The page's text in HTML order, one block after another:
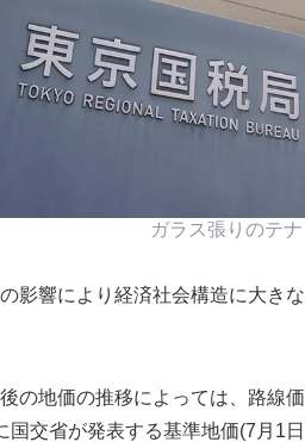
ガラス張りのテ
影響により経済社会構造に大き
の地価の推移によっては、路線
国交省が発表する基準地価(7月1